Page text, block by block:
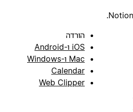
הורדה
iOS ו-Android
Mac ו-Windows
Calendar
Web Clipper